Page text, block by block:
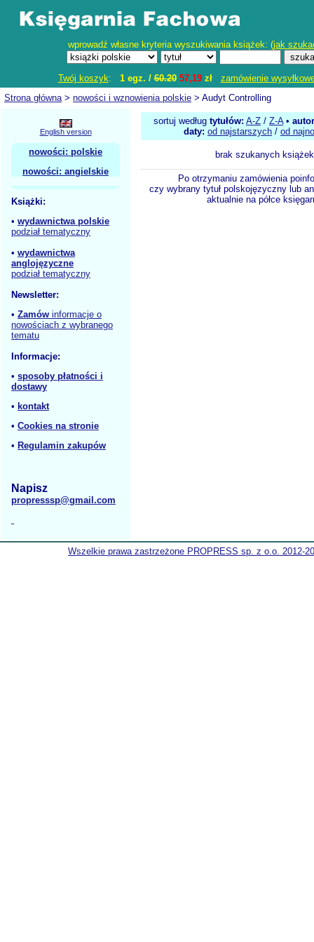
wprowadź własne kryteria wyszukiwania książek: (jak
Twój koszyk: 1 egz. /60.20 57,19zł
zamówienie
Strona główna> nowości i wznowienia polskie > Audyt Controlling
English version
nowości: polskie
nowości: angielskie
Książki:
• wydawnictwa polskie
podział tematyczny
• wydawnictwa
anglojęzyczne
podział tematyczny
Newsletter:
• Zamów informacje o
nowościach z wybranego
tematu
Informacje:
• sposoby płatności i
dostawy
• kontakt
• Cookies na stronie
• Regulamin zakupów
Napisz
propresssp@gmail.com
sortuj według tytułów: A-Z / Z-A•
daty: od najstarszych / od
brak szukanych książek
Po otrzymaniu zamówienia
czy wybrany tytuł polskojęzyczny lub
aktualnie na półce
Wszelkie prawa zastrzeżone PROPRESS sp. z o.o. 2012-